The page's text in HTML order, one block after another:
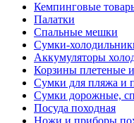
Кемпинговые
Палатки
Спальные мешки
Сумки-
Аккумуляторы
Корзины плетеные
Сумки для пляжа и
Сумки дорожные,
Посуда походная
Ножи и приборы